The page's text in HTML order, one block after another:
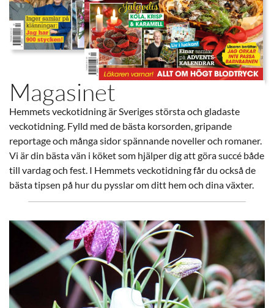
Magasinet
Hemmets veckotidning är Sveriges största och gladaste
veckotidning. Fylld med de bästa korsorden, gripande
reportage och många sidor spännande noveller och romaner.
Vi är din bästa vän i köket som hjälper dig att göra succé både
till vardag och fest. I Hemmets veckotidning får du också de
bästa tipsen på hur du pysslar om ditt hem och dina växter.